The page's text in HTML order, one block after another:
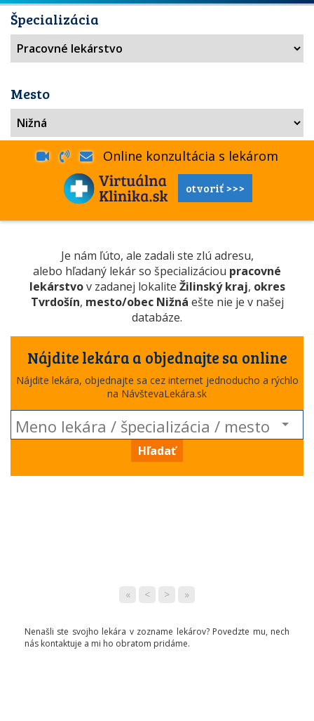
Špecializácia
Mesto
Online konzultácia s lekárom
otvoriť >>>
Je nám ľúto, ale zadali ste zlú adresu,
alebo hľadaný lekár so špecializáciou pracovné
lekárstvov zadanej lokalite Žilinský kraj, okres
Tvrdošín, mesto/obec Nižná ešte nie je v našej
databáze.
Nájdite lekára a objednajte sa online
Nájdite lekára, objednajte sa cez internet jednoducho a rýchlo
na NávštevaLekára.sk
Hľadať
« < > »
Nenašli ste svojho lekára v zozname lekárov? Povedzte mu, nech
nás kontaktuje a mi ho obratom pridáme.